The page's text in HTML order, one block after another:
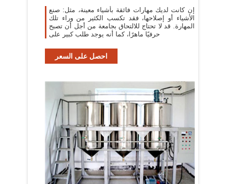
إن كانت لديك مهارات فائقة بأشياء معينة، مثل: صنع
الأشياء أو إصلاحها، فقد تكسب الكثير من وراء تلك
المهارة. قد لا تحتاج للالتحاق بجامعة من أجل أن تصبح
حرفيًا ماهرًا، كما أنه يوجد طلب كبير على
احصل على السعر